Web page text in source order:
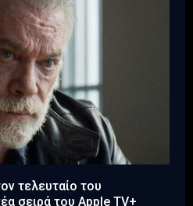
τελευταίο του
σειρά του Apple TV+